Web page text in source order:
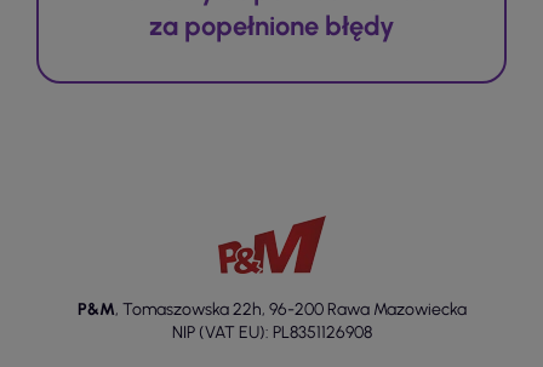
za popełnione błędy
P&M, Tomaszowska 22h, 96-200 Rawa Mazowiecka
NIP (VAT EU): PL8351126908